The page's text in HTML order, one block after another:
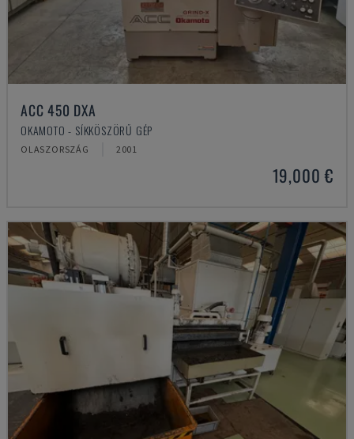
ACC 450 DXA
OKAMOTO - SÍKKÖSZÖRŰ GÉP
OLASZORSZÁG 2001
19,000 €